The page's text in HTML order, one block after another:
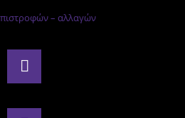
– αλλαγών